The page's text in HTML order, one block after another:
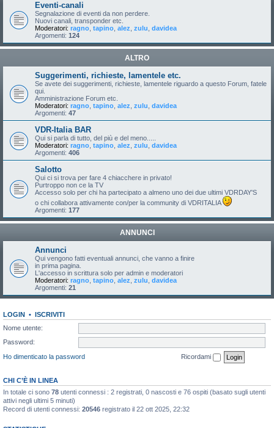
Eventi-canali
Segnalazione di eventi da non perdere.
Nuovi canali, transponder etc.
Moderatori: ragno tapino alez zulu davidea
Argomenti: 124
ALTRO
Suggerimenti, richieste, lamentele etc.
Se avete dei suggerimenti, richieste, lamentele riguardo a questo Forum, fatele
qui.
Amministrazione Forum etc.
Moderatori: ragno tapino alez zulu davidea
Argomenti: 47
VDR-Italia BAR
Qui si parla di tutto, del più e del meno.....
Moderatori: ragno tapino alez zulu davidea
Argomenti: 406
Salotto
Qui ci si trova per fare 4 chiacchere in privato!
Purtroppo non ce la TV
Accesso solo per chi ha partecipato a almeno uno dei due ultimi VDRDAY'S
o chi collabora attivamente con/per la community di VDRITALIA
Argomenti: 177
ANNUNCI
Annunci
Qui vengono fatti eventuali annunci, che vanno a finire
in prima pagina.
L'accesso in scrittura solo per admin e moderatori
Moderatori: ragno tapino alez zulu davidea
Argomenti: 21
LOGIN • ISCRIVITI
Nome utente:
Password:
Ho dimenticato la password
Ricordami
CHI C’È IN LINEA
In totale ci sono 78 utenti connessi : 2 registrati, 0 nascosti e 76 ospiti (basato sugli utenti
attivi negli ultimi 5 minuti)
Record di utenti connessi: 20546 registrato il 22 ott 2025, 22:32